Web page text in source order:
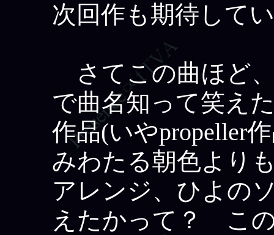
次回作も期待して
さてこの曲ほど
で曲名知って笑え
作品(いやpropeller
みわたる朝色より
アレンジ、ひよの
えたかって？ こ